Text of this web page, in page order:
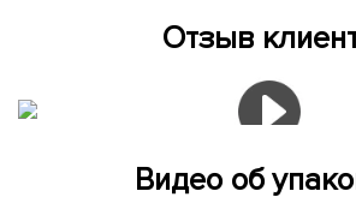
Отзыв
Видео об